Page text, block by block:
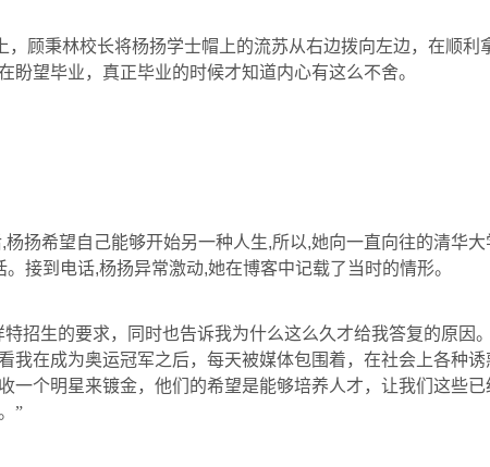
，顾秉林校长将杨扬学士帽上的流苏从右边拨向左边，在顺利
盼望毕业，真正毕业的时候才知道内心有这么不舍。
,杨扬希望自己能够开始另一种人生,所以,她向一直向往的清华
。接到电话,杨扬异常激动,她在博客中记载了当时的情形。
招生的要求，同时也告诉我为什么这么久才给我答复的原因
我在成为奥运冠军之后，每天被媒体包围着，在社会上各种
一个明星来镀金，他们的希望是能够培养人才，让我们这些
”